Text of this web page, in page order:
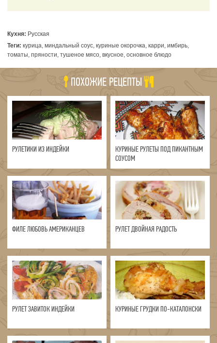
Кухня: Русская
Теги: курица, миндальный соус, куриные окорочка, карри, имбирь,
томаты, пряности, тушеное мясо, вкусное, основное блюдо
ПОХОЖИЕ РЕЦЕПТЫ
РУЛЕТИКИ ИЗ ИНДЕЙКИ
КУРИНЫЕ РУЛЕТЫ ПОД ПИКАНТНЫМ
СОУСОМ
ФИЛЕ ЛЮБОВЬ АМЕРИКАНЦЕВ РУЛЕТ ДВОЙНАЯ РАДОСТЬ
РУЛЕТ ЗАВИТОК ИНДЕЙКИ КУРИНЫЕ ГРУДКИ ПО-КАТАЛОНСКИ